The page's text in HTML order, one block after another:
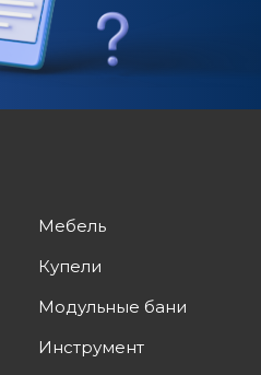
Мебель
Купели
Модульные бани
Инструмент